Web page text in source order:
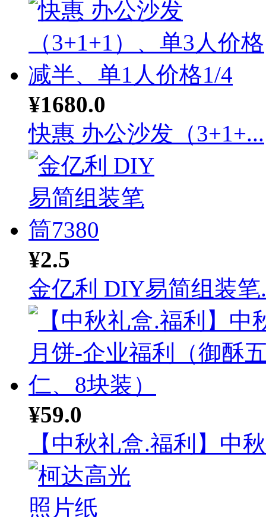
¥1680.0
快惠 办公沙发（3+1+...
¥2.5
金亿利 DIY易简组装笔
¥59.0
【中秋礼盒.福利】中